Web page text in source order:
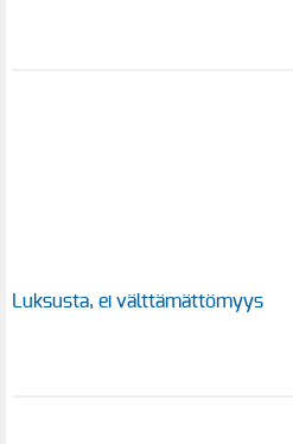
Luksusta, ei välttämättömyys